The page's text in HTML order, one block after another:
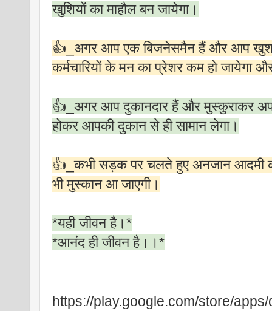
खुशियों का माहौल बन जायेगा।
👍_अगर आप एक बिजनेसमैन हैं और आप खुश
कर्मचारियों के मन का प्रेशर कम हो जायेगा
👍_अगर आप दुकानदार हैं और मुस्कुराकर
होकर आपकी दुकान से ही सामान लेगा।
👍_कभी सड़क पर चलते हुए अनजान आदमी
भी मुस्कान आ जाएगी।
*यही जीवन है।*
*आनंद ही जीवन है।।*
https://play.google.com/store/